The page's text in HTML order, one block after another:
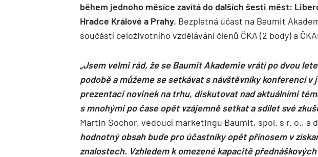
během jednoho měsíce zavítá do dalších šesti měst:
Hradce Králové a Prahy. Bezplatná účast na Baumit
součástí celoživotního vzdělávání členů ČKA (2 body) a
„Jsem velmi rád, že se Baumit Akademie vrátí po dvou
podobě a můžeme se setkávat s návštěvníky konferencí
prezentaci novinek na trhu, diskutovat nad aktuálními
s mnohými po čase opět vzájemně setkat a sdílet své
Martin Sochor, vedoucí marketingu Baumit, spol. s r. o., a
hodnotný obsah bude pro účastníky opět přínosem v
znalostech. Vzhledem k omezené kapacitě